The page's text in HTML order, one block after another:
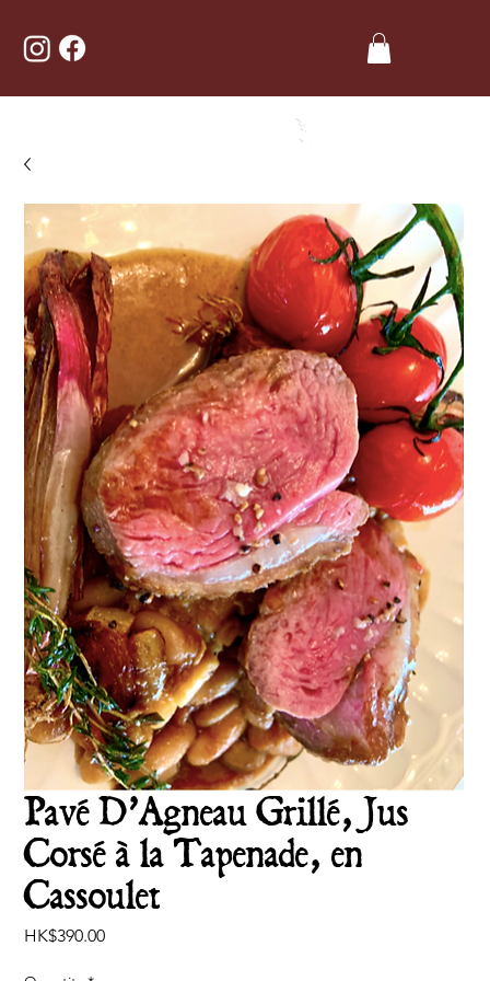
Pavé D’Agneau Grillé, Jus
Corsé à la Tapenade, en
Cassoulet
HK$390.00Price